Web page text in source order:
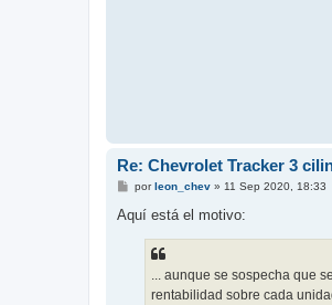
Re: Chevrolet Tracker 3
M
n
s
porleon_chev» 11 Sep 2020, 18:33
Aquí está el motivo:
... aunque se sospecha que
rentabilidad sobre cada